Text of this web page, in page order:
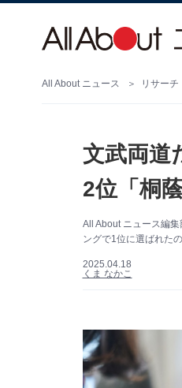
All About ニュース リサーチ
文武両道
2位「桐
All About ニュース編
ングで1位に選ばれた
2025.04.18
くま なかこ